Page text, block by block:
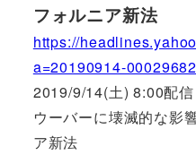
フォルニア新法
https://
a=20190914-
2019/9/14(土) 8:00配
ウーバーに壊滅的な
ア新法